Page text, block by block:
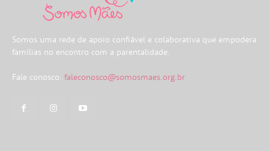
Somos uma rede de apoio confiável e colaborativa que empodera
famílias no encontro com a parentalidade.
Fale conosco: faleconosco@somosmaes.org.br